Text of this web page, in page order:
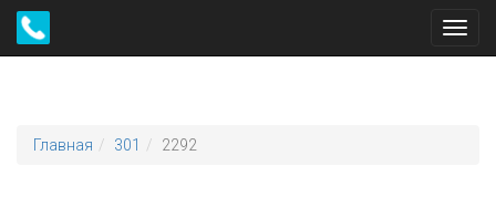
Главная 301 2292